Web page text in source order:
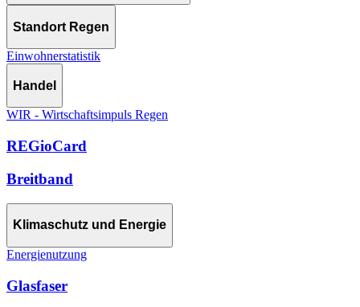
Standort Regen
Einwohnerstatistik
Handel
WIR - Wirtschaftsimpuls Regen
REGioCard
Breitband
Klimaschutz und Energie
Energienutzung
Glasfaser